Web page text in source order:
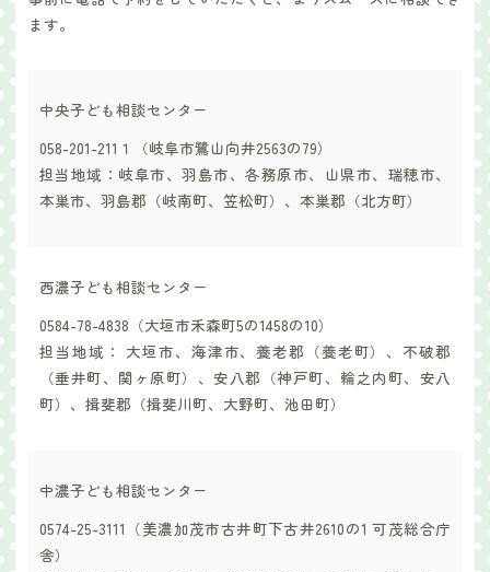
ます。
中央子ども相談センター
058-201-211１（岐阜市鷺山向井2563の79）
担当地域：岐阜市、羽島市、各務原市、山県市、瑞穂市、
本巣市、羽島郡（岐南町、笠松町）、本巣郡（北方町）
西濃子ども相談センター
0584-78-4838（大垣市禾森町5の1458の10）
担当地域： 大垣市、海津市、養老郡（養老町）、不破郡
（垂井町、関ヶ原町）、安八郡（神戸町、輪之内町、安八
町）、揖斐郡（揖斐川町、大野町、池田町）
中濃子ども相談センター
0574-25-3111（美濃加茂市古井町下古井2610の1 可茂総合庁
舎）